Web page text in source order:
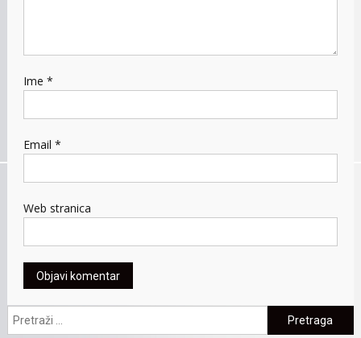
Ime *
Email *
Web stranica
Pretraga: